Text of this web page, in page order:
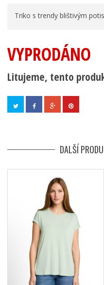
Triko s trendy blištivým
VYPRODÁNO
Litujeme, tento
DALŠÍ